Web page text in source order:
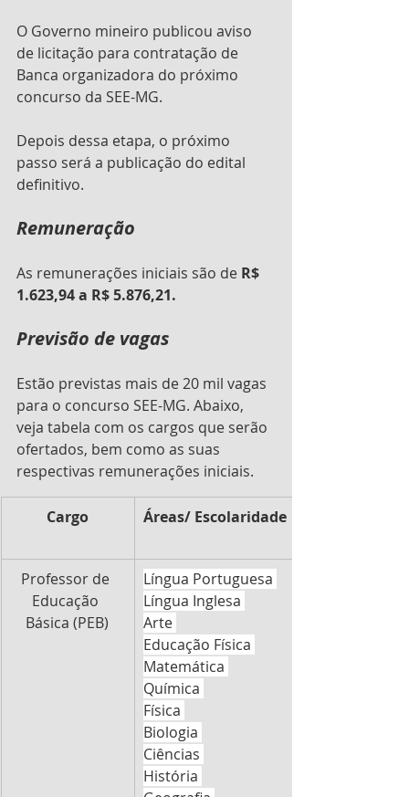
O Governo mineiro publicou aviso
de licitação para contratação de
Banca organizadora do próximo
concurso da SEE-MG.
Depois dessa etapa, o próximo
passo será a publicação do edital
definitivo.
Remuneração
As remunerações iniciais são de R$
1.623,94 a R$ 5.876,21.
Previsão de vagas
Estão previstas mais de 20 mil vagas
para o concurso SEE-MG. Abaixo,
veja tabela com os cargos que serão
ofertados, bem como as suas
respectivas remunerações iniciais.
Cargo Áreas/ Escolaridade
​Professor de
Educação
Básica (PEB)
Língua Portuguesa
Língua Inglesa
Arte
Educação Física
Matemática
Química
Física
Biologia
Ciências
História